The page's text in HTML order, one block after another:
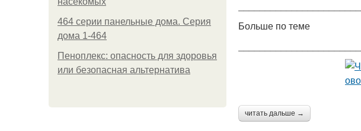
464 серии панельные дома. Серия
дома 1-464
Пеноплекс: опасность для здоровья
или безопасная альтернатива
Больше по теме
читать дальше →